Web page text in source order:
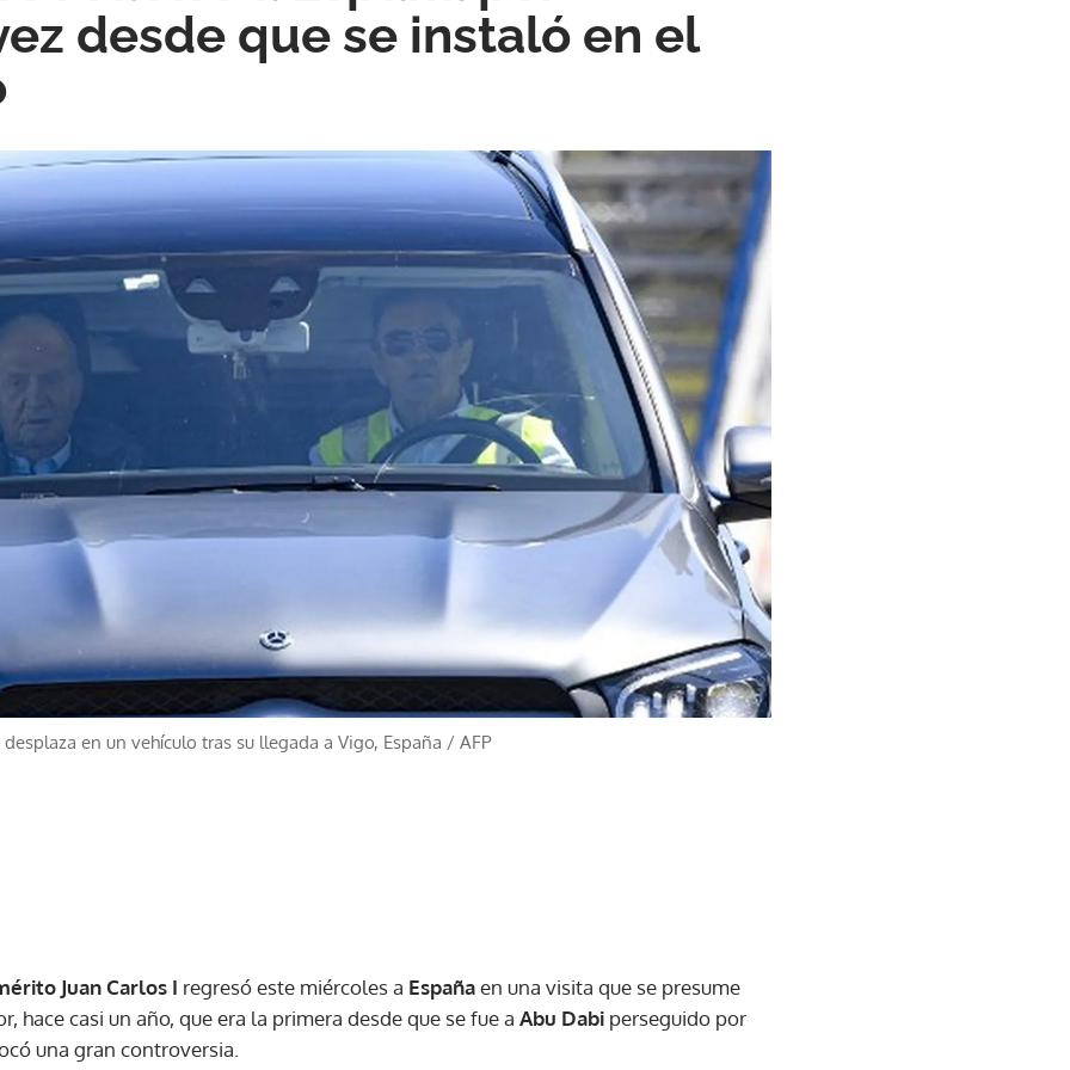
desde que se instaló en el
en un vehículo tras su llegada a Vigo, España / AFP
Juan Carlos I regresó este miércoles a Españaen una visita que se presume
hace casi un año, que era la primera desde que se fue a Abu Dabi perseguido por
una gran controversia.